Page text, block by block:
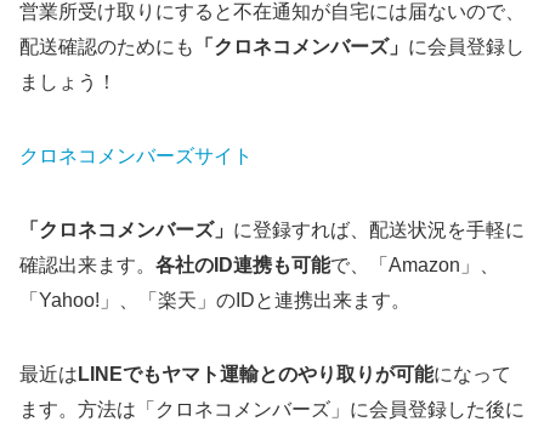
営業所受け取りにすると不在通知が自宅には届ないので、
配送確認のためにも
「クロネコメンバーズ」 に会員登録し
ましょう！
クロネコメンバーズサイト
「クロネコメンバーズ」 に登録すれば、配送状況を手軽に
確認出来ます。 各社のID連携も可能で、「Amazon」、
「Yahoo!」、「楽天」のIDと連携出来ます。
最近は LINEでもヤマト運輸とのやり取りが可能になって
ます。方法は「クロネコメンバーズ」に会員登録した後に